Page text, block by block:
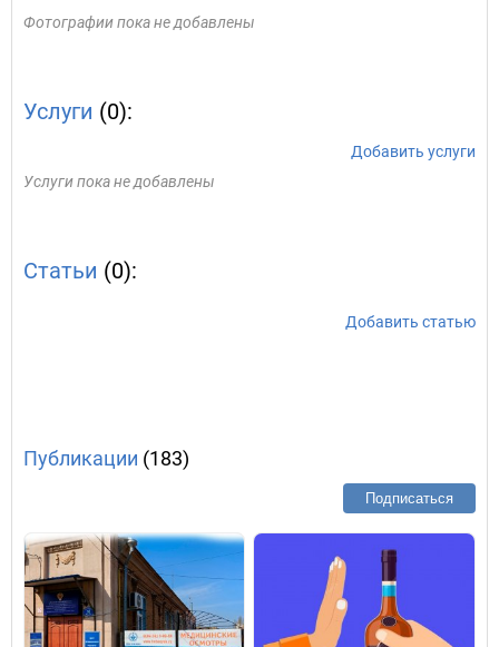
Фотографии пока не добавлены
Услуги (0):
Добавить услуги
Услуги пока не добавлены
Статьи (0):
Добавить статью
Публикации (183)
Подписаться